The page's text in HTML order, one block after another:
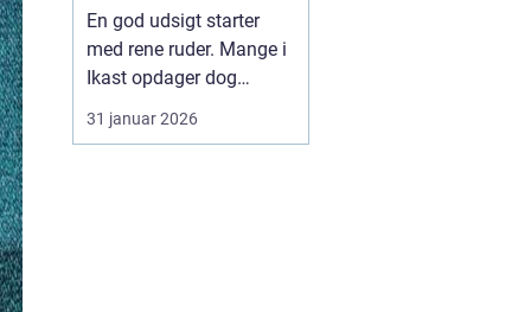
En god udsigt starter
med rene ruder. Mange i
Ikast opdager dog
hurtigt, at
vinduespudsning tager
31 januar 2026